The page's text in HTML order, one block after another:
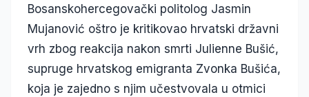
Bosanskohercegovački politolog Jasmin
Mujanović oštro je kritikovao hrvatski državni
vrh zbog reakcija nakon smrti Julienne Bušić,
supruge hrvatskog emigranta Zvonka Bušića,
koja je zajedno s njim učestvovala u otmici